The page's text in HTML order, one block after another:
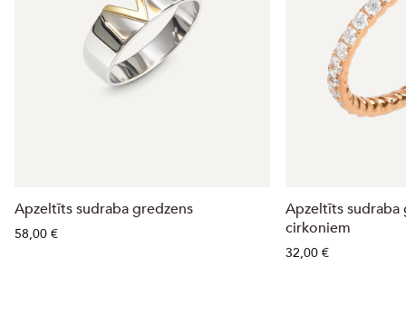
Apzeltīts sudraba gredzens
58,00 €
Apzeltīts sudraba
cirkoniem
32,00 €